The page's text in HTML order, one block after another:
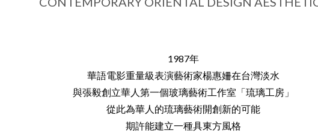
1987年
華語電影重量級表演藝術家楊惠姍在台灣淡水
與張毅創立華人第一個玻璃藝術工作室「琉璃工房」
從此為華人的琉璃藝術開創新的可能
期許能建立一種具東方風格